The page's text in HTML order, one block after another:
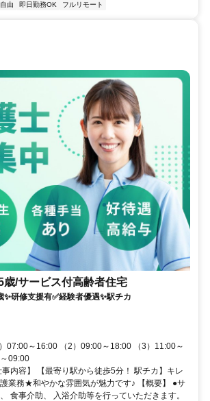
由 即日勤務OK フルリモート
歳/サービス付高齢者住宅
✨研修支援有✅️経験者優遇✨駅チカ
07:00～16:00 （2）09:00～18:00 （3）11:00～
09:00
事内容】 【最寄り駅から徒歩5分！ 駅チカ】キレ
業務★和やかな雰囲気が魅力です♪ 【概要】 ●サ
食事介助、 入浴介助等を行っていただきます。